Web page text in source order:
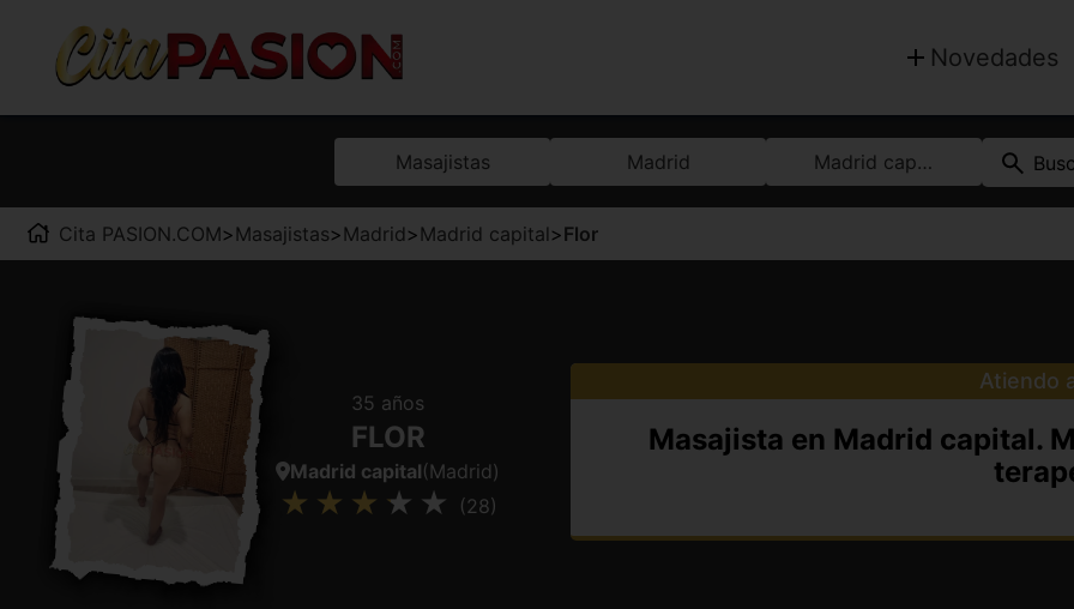
Novedades
Masajistas Madrid Madrid capital
Cita PASION.COM>Masajistas>Madrid >Madrid capital >Flor
35 años
FLOR
Madrid capital(Madrid)
(28)
Atiendo
Masajista en Madrid capital.